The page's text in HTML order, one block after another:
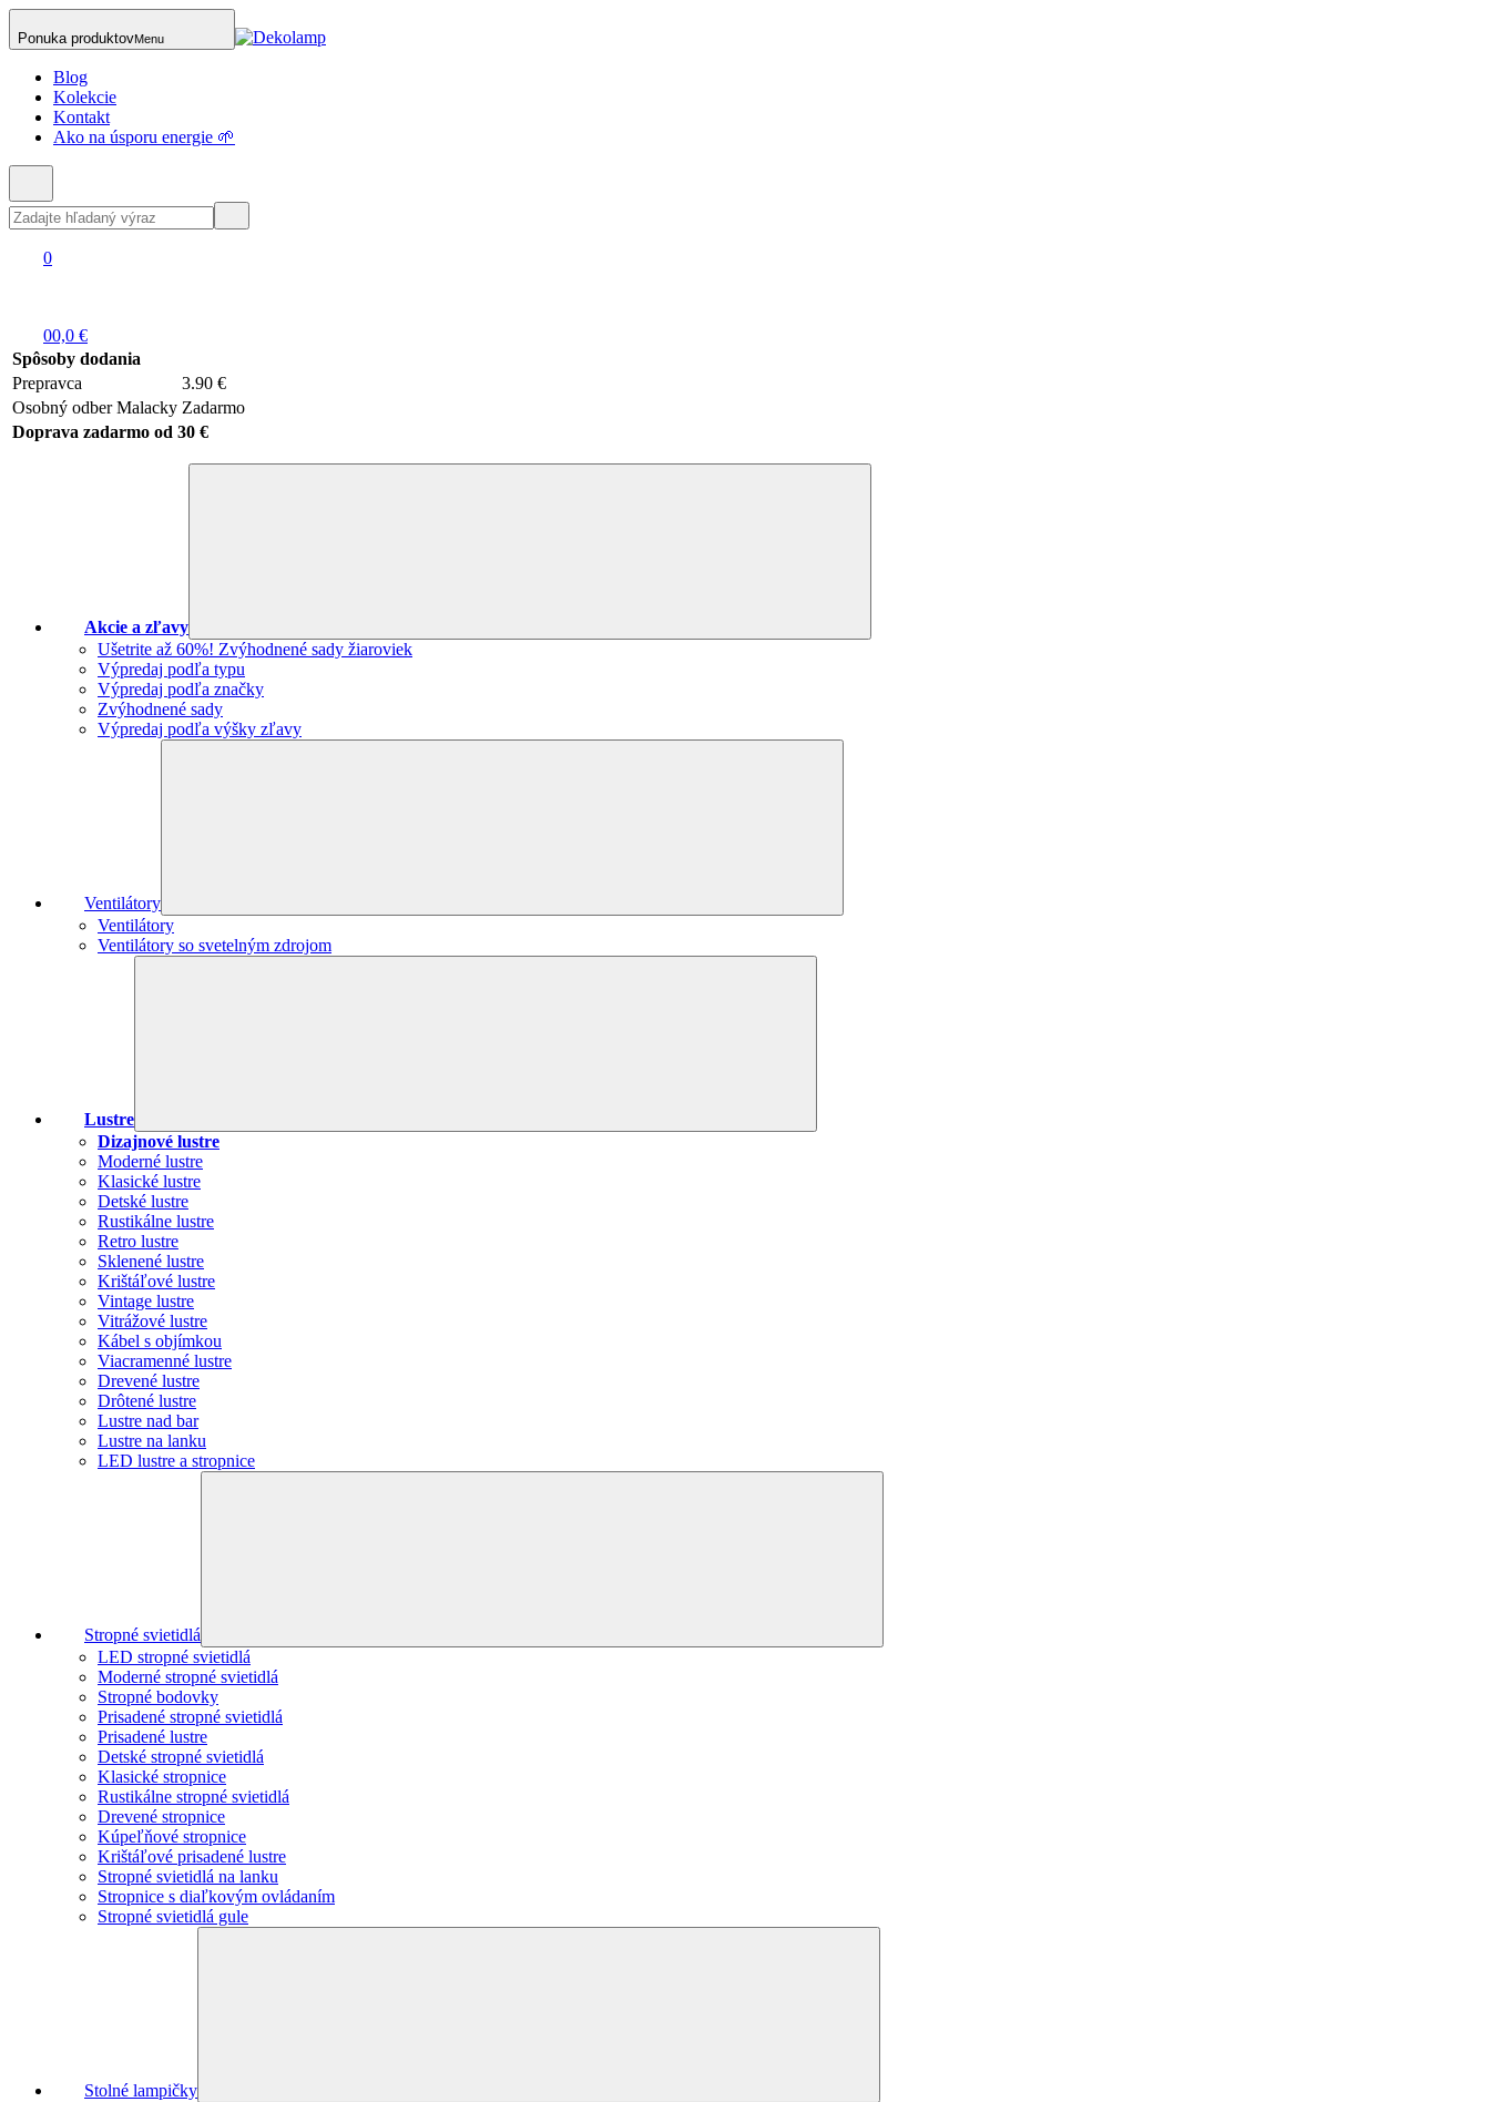
Ponuka produktovMenu
Blog
Kolekcie
Kontakt
Ako na úsporu energie 🌱
0
00,0 €
Spôsoby dodania
Prepravca
3.90 €
Osobný odber Malacky Zadarmo
Doprava zadarmo od 30 €
Akcie a zľavy
Ušetrite až 60%! Zvýhodnené sady žiaroviek
Výpredaj podľa typu
Výpredaj podľa značky
Zvýhodnené sady
Výpredaj podľa výšky zľavy
Ventilátory
Ventilátory
Ventilátory so svetelným zdrojom
Lustre
Dizajnové lustre
Moderné lustre
Klasické lustre
Detské lustre
Rustikálne lustre
Retro lustre
Sklenené lustre
Krištáľové lustre
Vintage lustre
Vitrážové lustre
Kábel s objímkou
Viacramenné lustre
Drevené lustre
Drôtené lustre
Lustre nad bar
Lustre na lanku
LED lustre a stropnice
Stropné svietidlá
LED stropné svietidlá
Moderné stropné svietidlá
Stropné bodovky
Prisadené stropné svietidlá
Prisadené lustre
Detské stropné svietidlá
Klasické stropnice
Rustikálne stropné svietidlá
Drevené stropnice
Kúpeľňové stropnice
Krištáľové prisadené lustre
Stropné svietidlá na lanku
Stropnice s diaľkovým ovládaním
Stropné svietidlá gule
Stolné lampičky